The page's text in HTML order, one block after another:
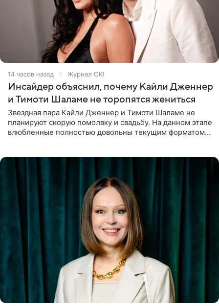
14 часов назад Журнал OK!
Инсайдер объяснил, почему Кайли Дженнер
и Тимоти Шаламе не торопятся жениться
Звездная пара Кайли Дженнер и Тимоти Шаламе не
планируют скорую помолвку и свадьбу. На данном этапе
влюбленные полностью довольны текущим форматом